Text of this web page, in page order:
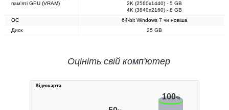
пам'яті GPU (VRAM)
2K (2560x1440) - 5 GB
4K (3840x2160) - 8 GB
ОС
64-bit Windows 7 чи новіша
Диск
25 GB
Оцініть свій комп'ютер
100%
Вiдеокарта